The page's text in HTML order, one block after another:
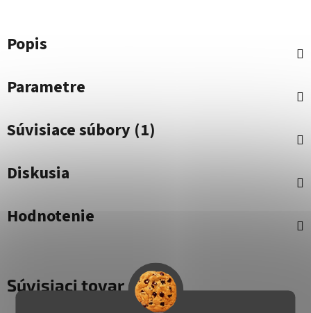
Popis
Parametre
Súvisiace súbory (1)
Diskusia
Hodnotenie
Súvisiaci tovar